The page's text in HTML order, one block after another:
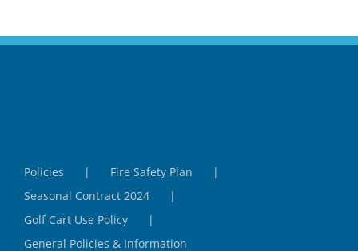
Policies
Fire Safety Plan
Seasonal Contract 2024
Golf Cart Use Policy
General Policies & Information